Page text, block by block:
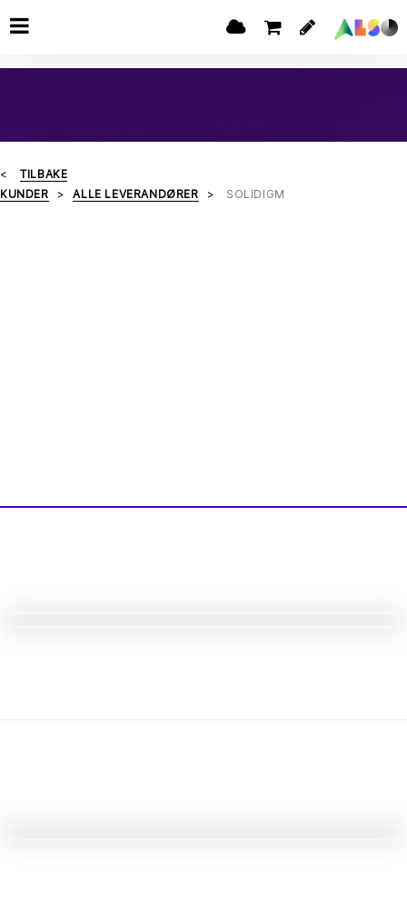
TILBAKE
KUNDER
ALLE LEVERANDØRER SOLIDIGM